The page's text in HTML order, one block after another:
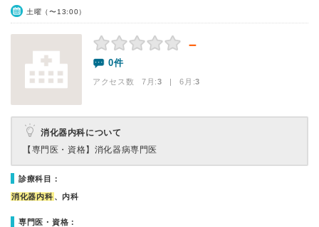
土曜（〜13:00）
－
0件
アクセス数 7月:3 | 6月:3
消化器内科について
【専門医・資格】 消化器病専門医
診療科目：
消化器内科 、内科
専門医・資格：